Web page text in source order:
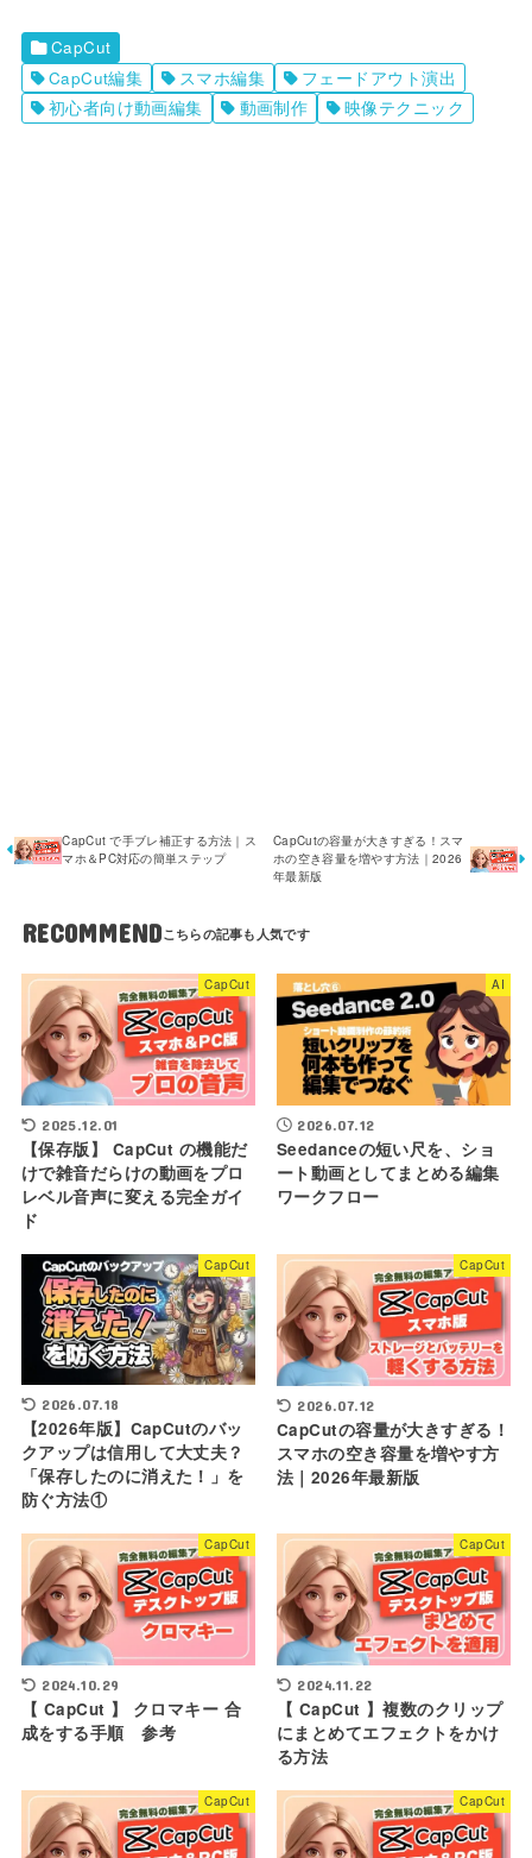
CapCut
CapCut編集
スマホ編集
フェードアウト演出
初心者向け動画編集
動画制作 映像テクニック
CapCut で手ブレ補正する方法｜ス
マホ＆PC対応の簡単ステップ
CapCutの容量が大きすぎる！スマ
ホの空き容量を増やす方法｜2026
年最新版
RECOMMEND
CapCut
2025.12.01
【保存版】 CapCut の機能だ
けで雑音だらけの動画をプロ
レベル音声に変える完全ガイ
ド
AI
2026.07.12
Seedanceの短い尺を、ショ
ート動画としてまとめる編集
ワークフロー
CapCut
2026.07.18
【2026年版】CapCutのバッ
クアップは信用して大丈夫？
「保存したのに消えた！」を
防ぐ方法①
CapCut
2026.07.12
CapCutの容量が大きすぎる！
スマホの空き容量を増やす方
法｜2026年最新版
CapCut
2024.10.29
【 CapCut 】 クロマキー 合
成をする手順 参考
CapCut
2024.11.22
【 CapCut 】複数のクリップ
にまとめてエフェクトをかけ
る方法
CapCut CapCut